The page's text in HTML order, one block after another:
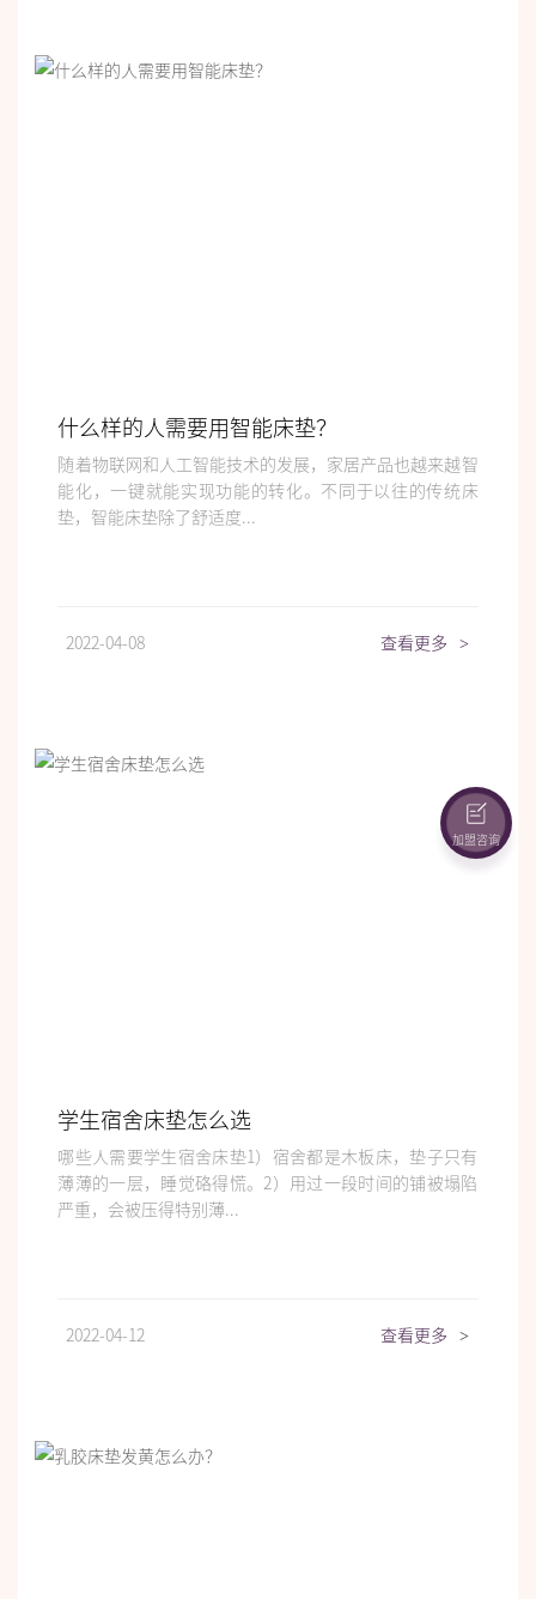
什么样的人需要用智能床垫？
随着物联网和人工智能技术的发展，家居产品也越来越智
能化，一键就能实现功能的转化。不同于以往的传统床
垫，智能床垫除了舒适度...
2022-04-08 查看更多 >
学生宿舍床垫怎么选
哪些人需要学生宿舍床垫1）宿舍都是木板床，垫子只有
薄薄的一层，睡觉硌得慌。2）用过一段时间的铺被塌陷
严重，会被压得特别薄...
2022-04-12 查看更多 >
加盟咨询